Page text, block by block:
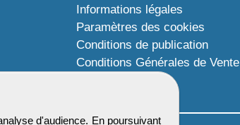
d'audience. En poursuivant
Informations légales
Paramètres des cookies
Conditions de publication
Conditions Générales de Vente